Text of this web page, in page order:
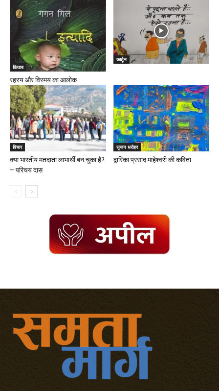
किताब
रहस्य और विस्मय का आलोक
कार्टून
विचार
क्या भारतीय मतदाता लाभार्थी बन चुका है?
– परिचय दास
सृजन धरोहर
द्वारिका प्रसाद माहेश्वरी की कविता